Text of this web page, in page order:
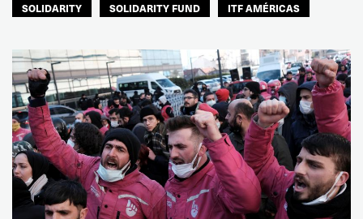
SOLIDARITY SOLIDARITY FUND ITF AMÉRICAS